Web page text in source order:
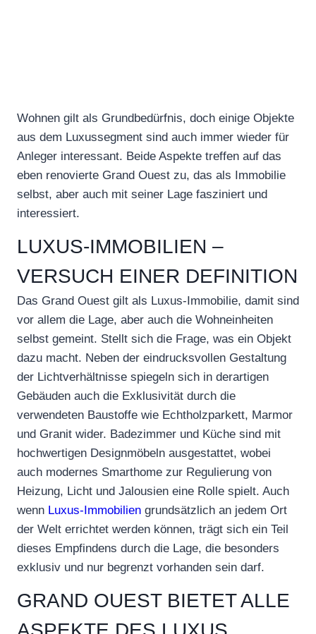
Wohnen gilt als Grundbedürfnis, doch einige Objekte
aus dem Luxussegment sind auch immer wieder für
Anleger interessant. Beide Aspekte treffen auf das
eben renovierte Grand Ouest zu, das als Immobilie
selbst, aber auch mit seiner Lage fasziniert und
interessiert.
LUXUS-IMMOBILIEN –
VERSUCH EINER DEFINITION
Das Grand Ouest gilt als Luxus-Immobilie, damit sind
vor allem die Lage, aber auch die Wohneinheiten
selbst gemeint. Stellt sich die Frage, was ein Objekt
dazu macht. Neben der eindrucksvollen Gestaltung
der Lichtverhältnisse spiegeln sich in derartigen
Gebäuden auch die Exklusivität durch die
verwendeten Baustoffe wie Echtholzparkett, Marmor
und Granit wider. Badezimmer und Küche sind mit
hochwertigen Designmöbeln ausgestattet, wobei
auch modernes Smarthome zur Regulierung von
Heizung, Licht und Jalousien eine Rolle spielt. Auch
wenn Luxus-Immobilien grundsätzlich an jedem Ort
der Welt errichtet werden können, trägt sich ein Teil
dieses Empfindens durch die Lage, die besonders
exklusiv und nur begrenzt vorhanden sein darf.
GRAND OUEST BIETET ALLE